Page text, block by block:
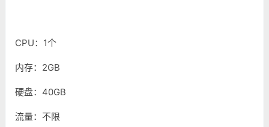
CPU：1个
内存：2GB
硬盘：40GB
流量：不限